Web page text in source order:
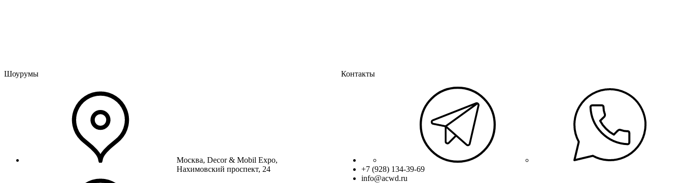
Контакты
+7 (928) 134-39-69
info@acwd.ru
Шоурумы
Москва, Decor & Mobil Expo,
Нахимовский проспект, 24